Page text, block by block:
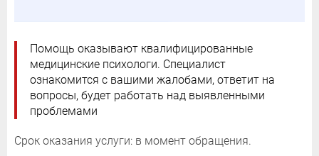
Помощь оказывают квалифицированные
медицинские психологи. Специалист
ознакомится с вашими жалобами, ответит на
вопросы, будет работать над выявленными
проблемами
Срок оказания услуги: в момент обращения.